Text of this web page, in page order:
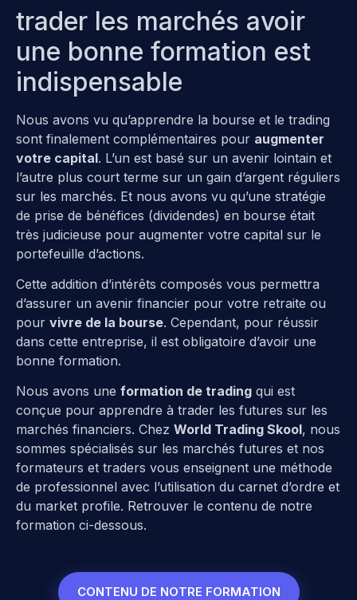
trader les marchés avoir
une bonne formation est
indispensable
Nous avons vu qu’apprendre la bourse et le trading
sont finalement complémentaires pour augmenter
votre capital. L’un est basé sur un avenir lointain et
l’autre plus court terme sur un gain d’argent réguliers
sur les marchés. Et nous avons vu qu’une stratégie
de prise de bénéfices (dividendes) en bourse était
très judicieuse pour augmenter votre capital sur le
portefeuille d’actions.
Cette addition d’intérêts composés vous permettra
d’assurer un avenir financier pour votre retraite ou
pour vivre de la bourse. Cependant, pour réussir
dans cette entreprise, il est obligatoire d’avoir une
bonne formation.
Nous avons une formation de trading qui est
conçue pour apprendre à trader les futures sur les
marchés financiers. Chez World Trading Skool, nous
sommes spécialisés sur les marchés futures et nos
formateurs et traders vous enseignent une méthode
de professionnel avec l’utilisation du carnet d’ordre et
du market profile. Retrouver le contenu de notre
formation ci-dessous.
CONTENU DE NOTRE FORMATION